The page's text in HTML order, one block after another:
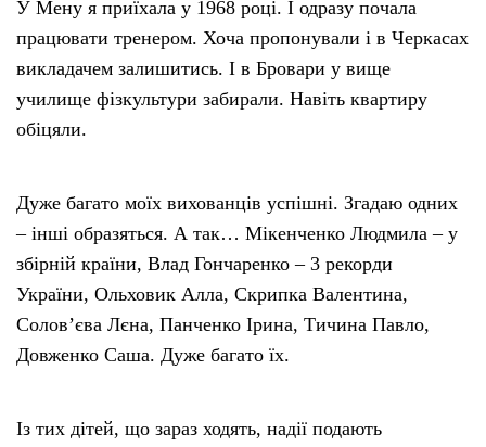
У Мену я приїхала у 1968 році. І одразу почала
працювати тренером. Хоча пропонували і в Черкасах
викладачем залишитись. І в Бровари у вище
училище фізкультури забирали. Навіть квартиру
обіцяли.
Дуже багато моїх вихованців успішні. Згадаю одних
– інші образяться. А так… Мікенченко Людмила – у
збірній країни, Влад Гончаренко – 3 рекорди
України, Ольховик Алла, Скрипка Валентина,
Солов’єва Лєна, Панченко Ірина, Тичина Павло,
Довженко Саша. Дуже багато їх.
Із тих дітей, що зараз ходять, надії подають